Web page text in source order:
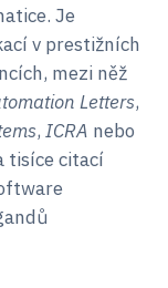
Je
v prestižních
mezi něž
Letters,
, ICRA nebo
tisíce citací